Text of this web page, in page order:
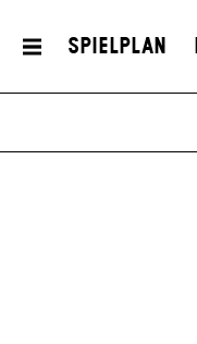
Spielplan